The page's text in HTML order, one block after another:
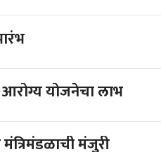
आरोग्य योजनेचा लाभ
मंजुरी